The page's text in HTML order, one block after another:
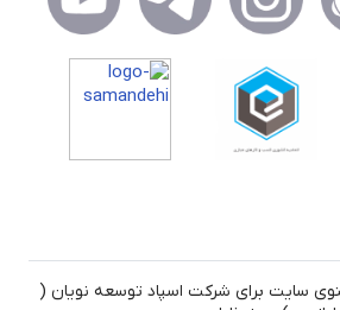
سایت برای شرکت اسپاد توسعه نویان (